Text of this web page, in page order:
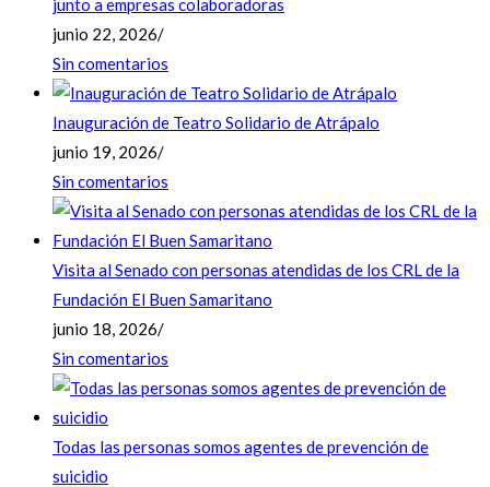
junto a empresas colaboradoras
junio 22, 2026/
Sin comentarios
Inauguración de Teatro Solidario de Atrápalo
junio 19, 2026/
Sin comentarios
Visita al Senado con personas atendidas de los CRL de la
Fundación El Buen Samaritano
junio 18, 2026/
Sin comentarios
Todas las personas somos agentes de prevención de
suicidio